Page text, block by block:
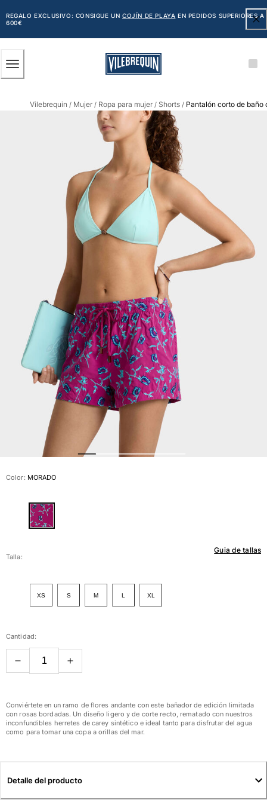
AL
CONTENIDO
PRINCIPAL
REGALO EXCLUSIVO: CONSIGUE UNCOJÍN DE PLAYA EN PEDIDOS SUPERIORES A
600€
Ver todo Hombre
Clásico stretch
Clásico ultra ligero
Bordados Edición Numerada
Cintura plana
Clásico corto
Camiseta de baño
Slip
Mágico
Ver todo Bañadores
Pret-a-porter
Polos
Camisas
Shorts
Jersey y cárdigan
Chaquetas y Abrigos
Camisetas
Tallas grandes
Ver todo Mujer
Trajes de baño
Partes de abajo
Ver todo Trajes de baño
Pret-a-porter
Shorts
Vilebrequin / Mujer / Ropa para mujer / Shorts / Pantalón corto de baño
Color: MORADO
Guia de tallas
Talla:
XS S M L XL
Cantidad:
Conviértete en un ramo de flores andante con este bañador de edición limitada
con rosas bordadas. Un diseño ligero y de corte recto, rematado con nuestros
inconfundibles herretes de carey sintético e ideal tanto para disfrutar del agua
como para tomar una copa a orillas del mar.
Detalle del producto